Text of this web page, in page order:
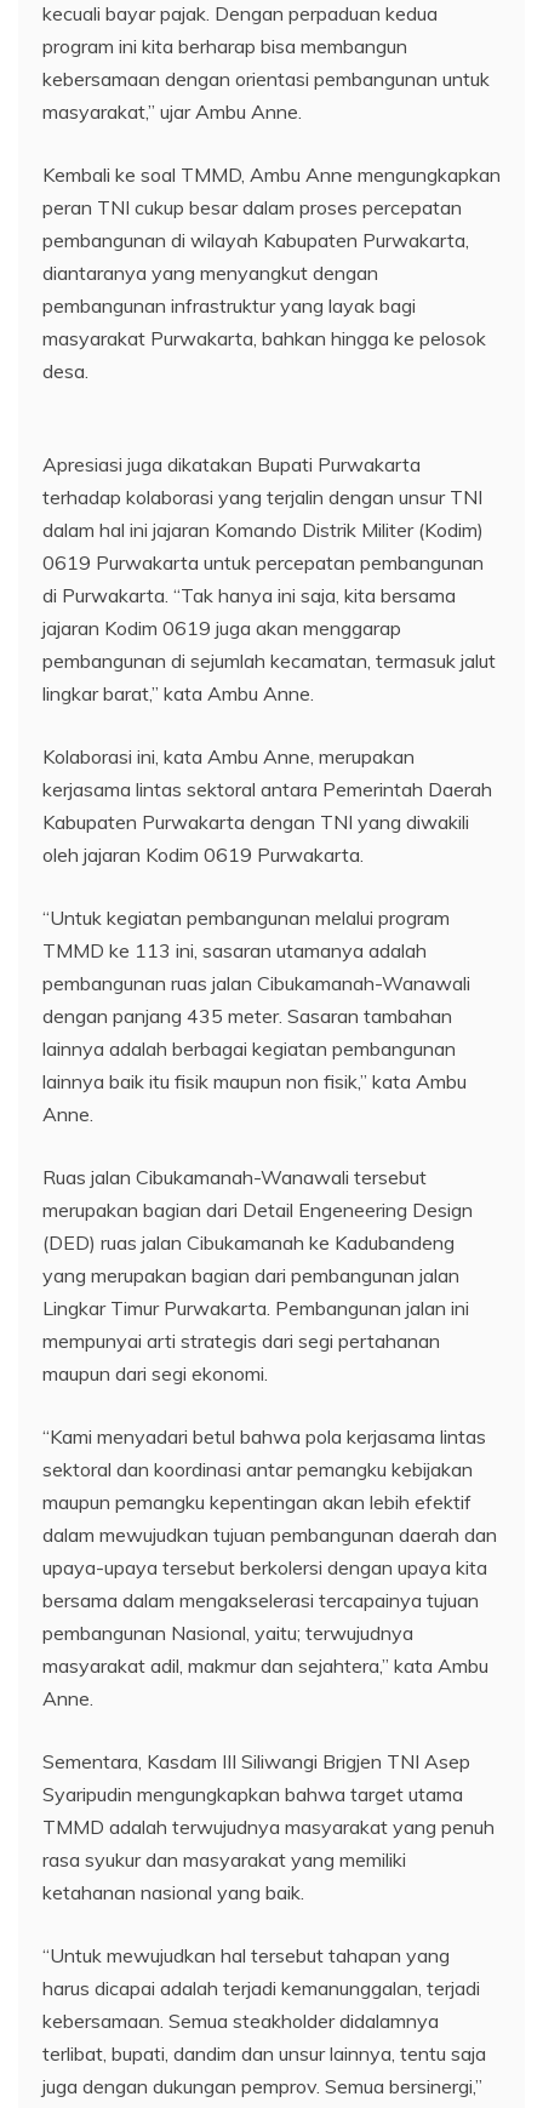
kecuali bayar pajak. Dengan perpaduan kedua
program ini kita berharap bisa membangun
kebersamaan dengan orientasi pembangunan untuk
masyarakat,” ujar Ambu Anne.
Kembali ke soal TMMD, Ambu Anne mengungkapkan
peran TNI cukup besar dalam proses percepatan
pembangunan di wilayah Kabupaten Purwakarta,
diantaranya yang menyangkut dengan
pembangunan infrastruktur yang layak bagi
masyarakat Purwakarta, bahkan hingga ke pelosok
desa.
Apresiasi juga dikatakan Bupati Purwakarta
terhadap kolaborasi yang terjalin dengan unsur TNI
dalam hal ini jajaran Komando Distrik Militer (Kodim)
0619 Purwakarta untuk percepatan pembangunan
di Purwakarta. “Tak hanya ini saja, kita bersama
jajaran Kodim 0619 juga akan menggarap
pembangunan di sejumlah kecamatan, termasuk jalut
lingkar barat,” kata Ambu Anne.
Kolaborasi ini, kata Ambu Anne, merupakan
kerjasama lintas sektoral antara Pemerintah Daerah
Kabupaten Purwakarta dengan TNI yang diwakili
oleh jajaran Kodim 0619 Purwakarta.
“Untuk kegiatan pembangunan melalui program
TMMD ke 113 ini, sasaran utamanya adalah
pembangunan ruas jalan Cibukamanah-Wanawali
dengan panjang 435 meter. Sasaran tambahan
lainnya adalah berbagai kegiatan pembangunan
lainnya baik itu fisik maupun non fisik,” kata Ambu
Anne.
Ruas jalan Cibukamanah-Wanawali tersebut
merupakan bagian dari Detail Engeneering Design
(DED) ruas jalan Cibukamanah ke Kadubandeng
yang merupakan bagian dari pembangunan jalan
Lingkar Timur Purwakarta. Pembangunan jalan ini
mempunyai arti strategis dari segi pertahanan
maupun dari segi ekonomi.
“Kami menyadari betul bahwa pola kerjasama lintas
sektoral dan koordinasi antar pemangku kebijakan
maupun pemangku kepentingan akan lebih efektif
dalam mewujudkan tujuan pembangunan daerah dan
upaya-upaya tersebut berkolersi dengan upaya kita
bersama dalam mengakselerasi tercapainya tujuan
pembangunan Nasional, yaitu; terwujudnya
masyarakat adil, makmur dan sejahtera,” kata Ambu
Anne.
Sementara, Kasdam III Siliwangi Brigjen TNI Asep
Syaripudin mengungkapkan bahwa target utama
TMMD adalah terwujudnya masyarakat yang penuh
rasa syukur dan masyarakat yang memiliki
ketahanan nasional yang baik.
“Untuk mewujudkan hal tersebut tahapan yang
harus dicapai adalah terjadi kemanunggalan, terjadi
kebersamaan. Semua steakholder didalamnya
terlibat, bupati, dandim dan unsur lainnya, tentu saja
juga dengan dukungan pemprov. Semua bersinergi,”